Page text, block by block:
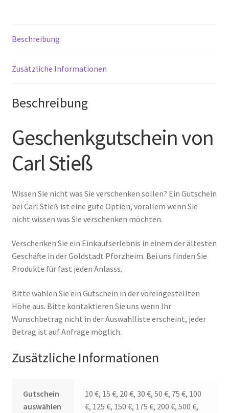
Beschreibung
Zusätzliche Informationen
Beschreibung
Geschenkgutschein von
Carl Stieß
Wissen Sie nicht was Sie verschenken sollen? Ein Gutschein
bei Carl Stieß ist eine gute Option, vorallem wenn Sie
nicht wissen was Sie verschenken möchten.
Verschenken Sie ein Einkaufserlebnis in einem der ältesten
Geschäfte in der Goldstadt Pforzheim. Bei uns finden Sie
Produkte für fast jeden Anlasss.
Bitte wählen Sie ein Gutschein in der voreingestellten
Höhe aus. Bitte kontaktieren Sie uns wenn Ihr
Wunschbetrag nicht in der Auswahlliste erscheint, jeder
Betrag ist auf Anfrage möglich.
Zusätzliche Informationen
Gutschein
auswählen
10 €, 15 €, 20 €, 30 €, 50 €, 75 €, 100
€, 125 €, 150 €, 175 €, 200 €, 500 €,